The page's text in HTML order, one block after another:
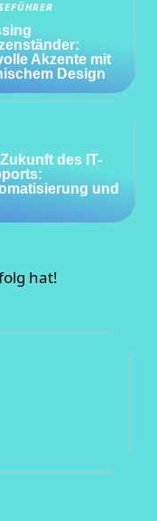
Akzente mit
Design
des IT-
und
hat!